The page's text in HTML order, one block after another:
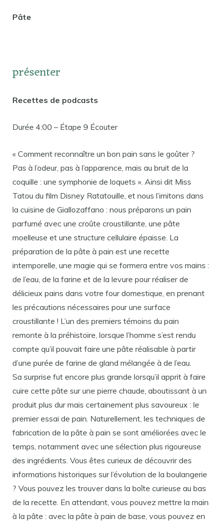
Pâte
présenter
Recettes de podcasts
Durée 4:00 – Étape 9 Écouter
« Comment reconnaître un bon pain sans le goûter ?
Pas à l’odeur, pas à l’apparence, mais au bruit de la
coquille : une symphonie de loquets ». Ainsi dit Miss
Tatou du film Disney Ratatouille, et nous l’imitons dans
la cuisine de Giallozaffano : nous préparons un pain
parfumé avec une croûte croustillante, une pâte
moelleuse et une structure cellulaire épaisse. La
préparation de la pâte à pain est une recette
intemporelle, une magie qui se formera entre vos mains :
de l’eau, de la farine et de la levure pour réaliser de
délicieux pains dans votre four domestique, en prenant
les précautions nécessaires pour une surface
croustillante ! L’un des premiers témoins du pain
remonte à la préhistoire, lorsque l’homme s’est rendu
compte qu’il pouvait faire une pâte réalisable à partir
d’une purée de farine de gland mélangée à de l’eau.
Sa surprise fut encore plus grande lorsqu’il apprit à faire
cuire cette pâte sur une pierre chaude, aboutissant à un
produit plus dur mais certainement plus savoureux : le
premier essai de pain. Naturellement, les techniques de
fabrication de la pâte à pain se sont améliorées avec le
temps, notamment avec une sélection plus rigoureuse
des ingrédients. Vous êtes curieux de découvrir des
informations historiques sur l’évolution de la boulangerie
? Vous pouvez les trouver dans la boîte curieuse au bas
de la recette. En attendant, vous pouvez mettre la main
à la pâte : avec la pâte à pain de base, vous pouvez en